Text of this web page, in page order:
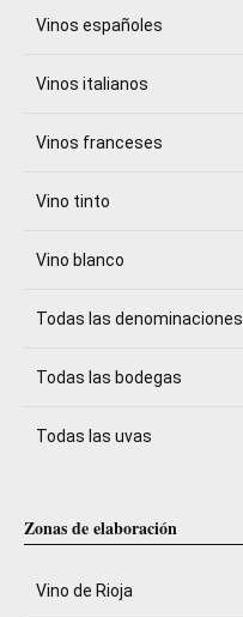
Vinos españoles
Vinos italianos
Vinos franceses
Vino tinto
Vino blanco
Todas las denominaciones
Todas las bodegas
Todas las uvas
Zonas de elaboración
Vino de Rioja